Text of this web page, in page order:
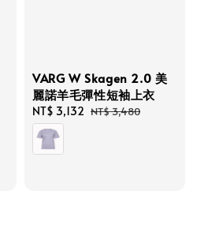
VARG W Skagen 2.0 美
麗諾羊毛彈性短袖上衣
Sale
price
NT$ 3,132 Regular
NT$ 3,480